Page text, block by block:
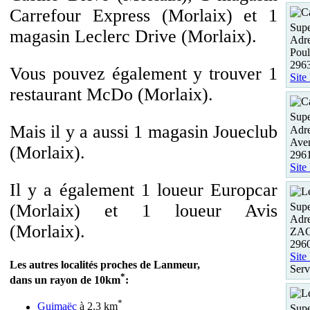
Carrefour Express (Morlaix) et 1
magasin Leclerc Drive (Morlaix).
Vous pouvez également y trouver 1
restaurant McDo (Morlaix).
Mais il y a aussi 1 magasin Joueclub
(Morlaix).
Il y a également 1 loueur Europcar
(Morlaix) et 1 loueur Avis
(Morlaix).
Les autres localités proches de Lanmeur,
dans un rayon de 10km*:
Guimaëc à 2.3 km*
Site
Site
Site